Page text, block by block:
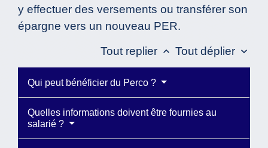
y effectuer des versements ou transférer son
épargne vers un nouveau PER.
Tout replier keyboard_arrow_up Tout déplier keyboard_arrow_down
Qui peut bénéficier du Perco ?
Quelles informations doivent être fournies au
salarié ?